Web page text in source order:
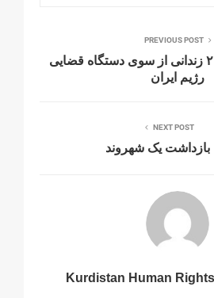
PREVIOUS POST
اجرای حکم اعدام ۲ زندانی از سوی دستگاه قضایی
رژیم ایران
NEXT POST
بازداشت یک شهروند
Kurdistan Human